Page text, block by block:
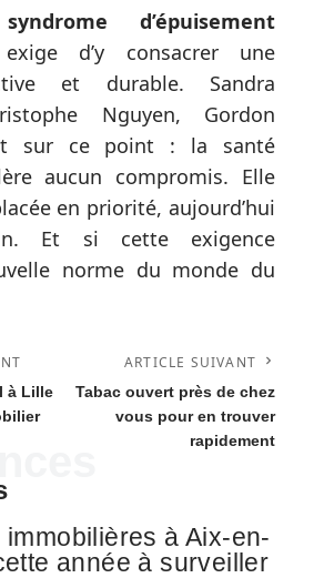
syndrome d’épuisement
d’y consacrer une
et durable. Sandra
Nguyen, Gordon
sur ce point : la santé
aucun compromis. Elle
en priorité, aujourd’hui
Et si cette exigence
norme du monde du
à Lille
ARTICLE SUIVANT
Tabac ouvert près de chez
vous pour en trouver
rapidement
immobilières à Aix-en-
année à surveiller